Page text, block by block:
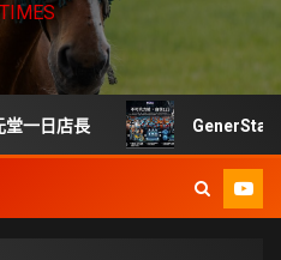
長 GenerStand 擬推